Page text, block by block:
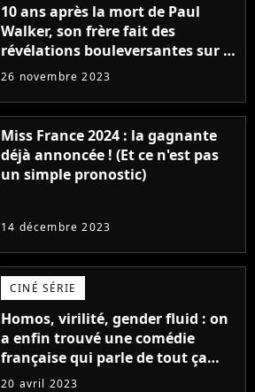
10 ans après la mort de Paul
Walker, son frère fait des
révélations bouleversantes sur la
réaction des acteurs de Fast and
26 novembre 2023
Miss France 2024 : la gagnante
déjà annoncée ! (Et ce n'est pas
un simple pronostic)
14 décembre 2023
CINÉ SÉRIE
Homos, virilité, gender fluid : on
a enfin trouvé une comédie
française qui parle de tout ça
sans être super ringarde
20 avril 2023